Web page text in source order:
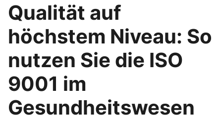
Qualität auf
höchstem Niveau: So
nutzen Sie die ISO
9001 im
Gesundheitswesen